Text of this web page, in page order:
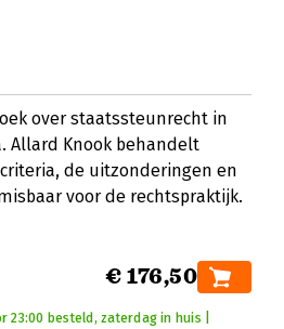
over staatssteunrecht in
Allard Knook behandelt
de uitzonderingen en
voor de rechtspraktijk.
€ 176,50
23:00 besteld, zaterdag in huis |